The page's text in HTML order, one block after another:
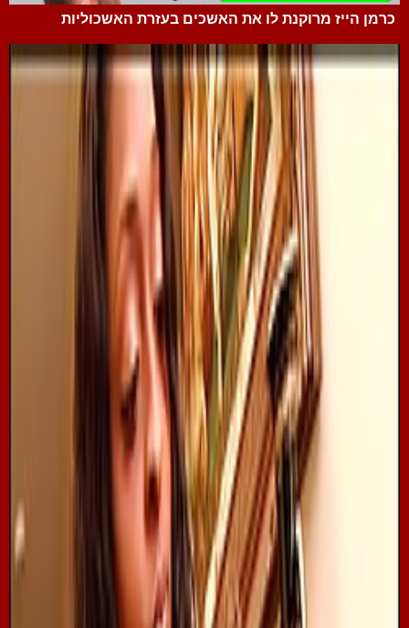
כרמן הייז מרוקנת לו את האשכים בעזרת האשכוליות